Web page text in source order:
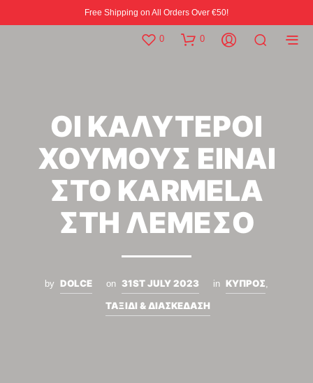
Free Shipping on All Orders Over €50!
0 0
ΟΙ ΚΑΛΥΤΕΡΟΙ
ΧΟΥΜΟΥΣ ΕΙΝΑΙ
ΣΤΟ KARMELA
ΣΤΗ ΛΕΜΕΣΟ
by DOLCE on 31ST JULY 2023 in ΚΥΠΡΟΣ,
ΤΑΞΙΔΙ & ΔΙΑΣΚΕΔΑΣΗ